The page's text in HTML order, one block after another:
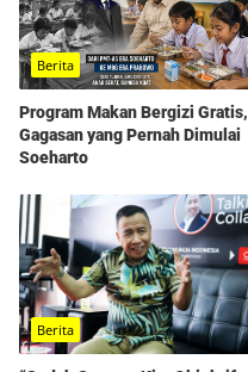
Berita
Program Makan Bergizi Gratis,
Gagasan yang Pernah Dimulai
Soeharto
Berita